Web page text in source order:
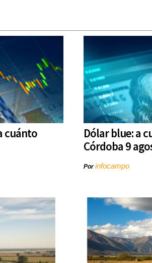
cuánto
Dólar blue: a
Córdoba 9
Porinfocampo